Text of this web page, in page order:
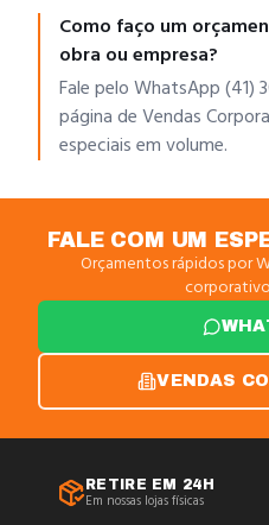
Como faço um
obra ou empresa?
Fale pelo WhatsApp (41)
página de Vendas
especiais em volume.
FALE COM UM
Orçamentos rápidos por
VENDAS
RETIRE EM 24H
Em nossas lojas físicas